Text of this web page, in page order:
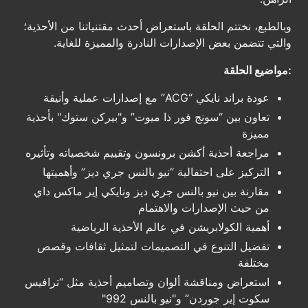
وبالطبع، نختتم الحلقة باستعراض أحدث مقتنياتنا من الأحذية؛
والتي تتضمن بعض الإصدارات النادرة والمميزة للغاية.
:مواضيع الحلقة
عودة براند نايكي “ACG” مع إصدارات عملية وأنيقة
تعاون بين “سونج فور ذا ميوت” و"بيركن ستوك" بأحذية
مميزة
مراجعة أحذية أكشن برونسون وتقييم شخصياته وتأثيره
التركيز على احتفالية “نيو بالنس جري ديز” وأهميتها
مقارنة بين نيو بالنس جري ديز ونايكي إير ماكس داي
من حيث الإصدارات والاهتمام
أهمية الكولابريشن في عالم الأحذية الرياضية
تفضيل التنوع في التصميمات لتمثيل ثقافات وقصص
مختلفة
استعراض ومناقشة ألوان وتصاميم أحذية مثل “ترافيس
سكوت إير جوردن” و"نيو بالنس 992"